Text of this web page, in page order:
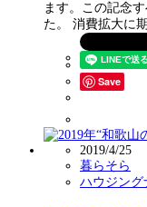
ます。この記念
た。 消費拡大に
Save
2019/4/25
暮らそら
ハウジング